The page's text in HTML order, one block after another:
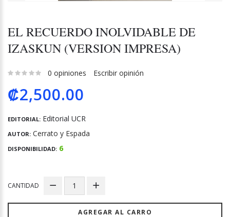
EL RECUERDO INOLVIDABLE DE
IZASKUN (VERSION IMPRESA)
0 opiniones Escribir opinión
₡2,500.00
EDITORIAL: Editorial UCR
AUTOR: Cerrato y Espada
DISPONIBILIDAD: 6
CANTIDAD
AGREGAR AL CARRO